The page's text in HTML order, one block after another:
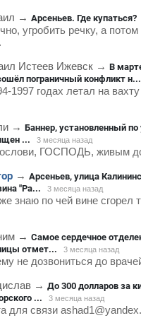
→ Арсеньев. Где купаться?
угробить речку, а
Истеев Ижевск → В
пограничный конфликт н...
1997 годах летал на
→ Баннер, установленный
...
3 месяца назад
ГОСПОДЬ, живым
→ Арсеньев, улица
"Ра...
3 месяца назад
знаю по чей вине сгорел
→ Самое сердечное
отмет...
3 месяца назад
не дозвониться до
→ До 300 долларов за
...
3 месяца назад
для связи